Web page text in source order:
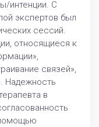
интенции. С
экспертов был
сессий.
относящиеся к
связей»,
Надежность
в